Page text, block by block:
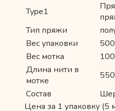
Type1
Тип пряжи
Вес упаковки
Вес мотка
Длина нити в
мотке
Состав
Цена за 1 упаковку (5